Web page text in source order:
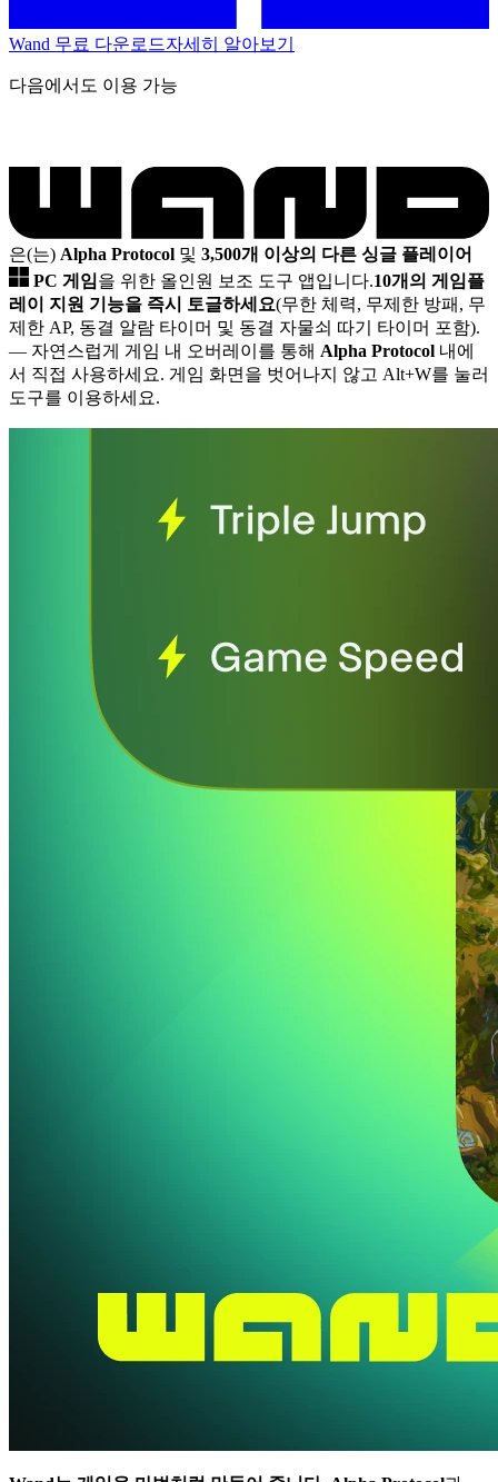
Wand 무료 다운로드자세히 알아보기
다음에서도 이용 가능
은(는) Alpha Protocol 및 3,500개 이상의 다른 싱글 플레이어
PC 게임을 위한 올인원 보조 도구 앱입니다.10개의 게임플
레이 지원 기능을 즉시 토글하세요(무한 체력, 무제한 방패, 무
제한 AP, 동결 알람 타이머 및 동결 자물쇠 따기 타이머 포함).
— 자연스럽게 게임 내 오버레이를 통해 Alpha Protocol 내에
서 직접 사용하세요. 게임 화면을 벗어나지 않고 Alt+W를 눌러
도구를 이용하세요.